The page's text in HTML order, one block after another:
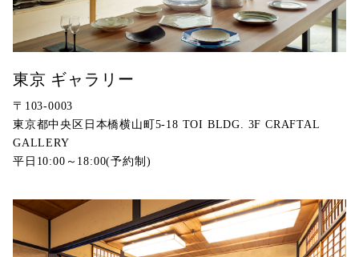
東京 ギャラリー
〒103-0003
東京都中央区日本橋横山町5-18 TOI BLDG. 3F CRAFTAL
GALLERY
平日10:00～18:00(予約制)